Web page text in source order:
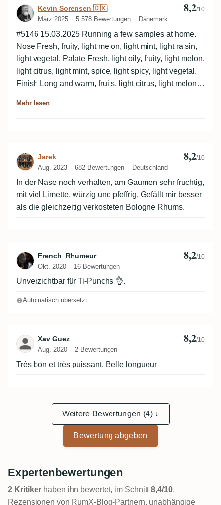
Bewertung von Kevin Sorensen 🇩🇰
Kevin Sorensen 🇩🇰
März 2025 5.578 Bewertungen Dänemark
8,2/10
#5146 15.03.2025 Running a few samples at home.
Nose Fresh, fruity, light melon, light mint, light raisin,
light vegetal. Palate Fresh, light oily, fruity, light melon,
light citrus, light mint, spice, light spicy, light vegetal.
Finish Long and warm, fruits, light citrus, light melon,
eucalyptus, fruits, light melon, light grapes.
Mehr lesen
Bewertung von Jarek
Jarek
Aug. 2023 682 Bewertungen Deutschland
8,2/10
In der Nase noch verhalten, am Gaumen sehr fruchtig,
mit viel Limette, würzig und pfeffrig. Gefällt mir besser
als die gleichzeitig verkosteten Bologne Rhums.
Bewertung von French_Rhumeur
French_Rhumeur
Okt. 2020 16 Bewertungen
8,2/10
Unverzichtbar für Ti-Punchs 👌.
Automatisch übersetzt
Bewertung von Xav Guez
Xav Guez
Aug. 2020 2 Bewertungen
8,2/10
Très bon et très puissant. Belle longueur
Weitere Bewertungen (4) ↓
Bewertung abgeben
Expertenbewertungen
2 Kritiker haben ihn bewertet, im Schnitt8,4/10.
Rezensionen von RumX-Blog-Partnern, unabhängige